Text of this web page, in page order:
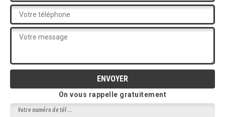
On vous rappelle gratuitement